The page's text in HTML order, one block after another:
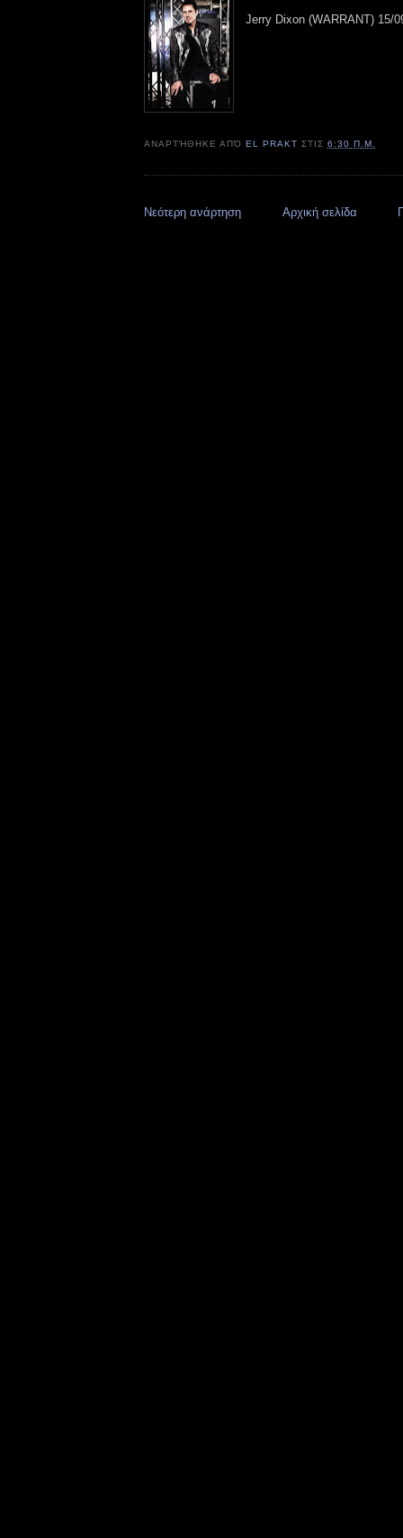
Jerry Dixon (WARRANT) 15/
ΑΝΑΡΤΉΘΗΚΕ ΑΠΌEL PRAKT ΣΤΙΣ6:30 Π.Μ.
Νεότερη ανάρτηση Αρχική σελίδα